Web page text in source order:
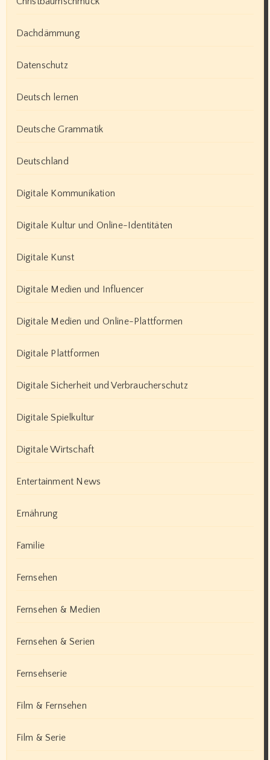
Dachdämmung
Datenschutz
Deutsch lernen
Deutsche Grammatik
Deutschland
Digitale Kommunikation
Digitale Kultur und Online-Identitäten
Digitale Kunst
Digitale Medien und Influencer
Digitale Medien und Online-Plattformen
Digitale Plattformen
Digitale Sicherheit und Verbraucherschutz
Digitale Spielkultur
Digitale Wirtschaft
Entertainment News
Ernährung
Familie
Fernsehen
Fernsehen & Medien
Fernsehen & Serien
Fernsehserie
Film & Fernsehen
Film & Serie